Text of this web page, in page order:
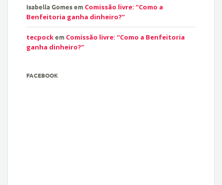
Isabella Gomesem Comissão livre: “Como a
Benfeitoria ganha dinheiro?”
tecpockem Comissão livre: “Como a Benfeitoria
ganha dinheiro?”
FACEBOOK